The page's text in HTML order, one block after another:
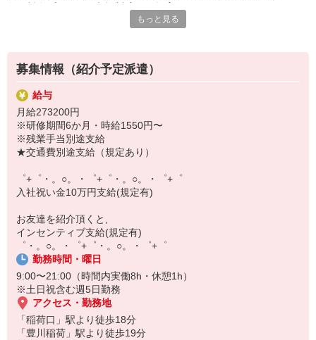
【選べるお仕事いろいろ】
事務、経理、データ入力、コールセンター、受付
▼工場・製造・軽作業系
機械/食品製造・梱包・仕分け・加工・組立・検査
▼美容系
眉毛サロンのアイブロウ・ネイリスト・エステ
▼営業・販売
法人営業・アパレル販売・個別指導塾・人材紹介
▼人気案件も多数♪
短期・期間限定・オープニング・官公庁案件
上場/優良/大手企業など
【スマホ面接実施中】
￣￣￣￣￣￣￣￣￣
自宅に居ながらスマホでカンタン面接OK！
オンライン面談なのでスピード対応。
即日登録もOK♪
気になった方はお気軽にご相談ください！
満足度◎
■携帯やインターネット販売業務
docomo(ドコモ)/au(エーユー)・KDDI/softbank(ソフトバンク)など
の大手キャリアから
ワイモバイル(Y!mobille)、楽天モバイル、UQなど格安スマホまで幅
広く紹介可能♪
人気のApple（アップル）店舗もございます！
もっと見る
募集情報（紹介予定派遣）
給与
月給273200円
※研修期間6か月・時給1550円〜
※残業手当別途支給
★交通費別途支給（規定あり）
゜+゜・。○。・゜+゜・。○。・゜+゜
入社祝い金10万円支給(規定有)
お友達を紹介頂くと,
インセンティブ支給(規定有)
゜・。○。・゜+゜・。○。・゜+゜
勤務時間・曜日
9:00〜21:00（時間内実働8h・休憩1h）
※土日祝含む週5日勤務
アクセス・勤務地
「稲荷口」駅より徒歩18分
「豊川稲荷」駅より徒歩19分